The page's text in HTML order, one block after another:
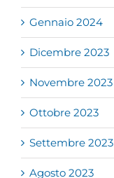
Gennaio 2024
Dicembre 2023
Novembre 2023
Ottobre 2023
Settembre 2023
Agosto 2023